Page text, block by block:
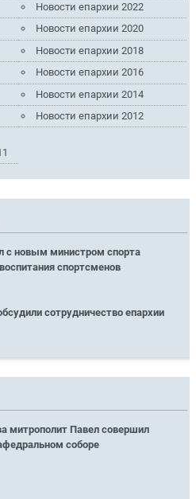
Новости епархии 2022
Новости епархии 2020
Новости епархии 2018
Новости епархии 2016
Новости епархии 2014
Новости епархии 2012
с новым министром спорта
спортсменов
сотрудничество епархии
митрополит Павел совершил
соборе